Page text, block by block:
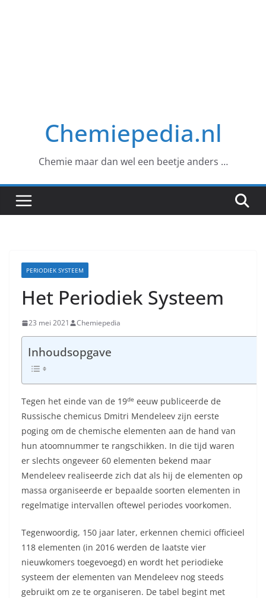
Chemiepedia.nl
Chemie maar dan wel een beetje anders …
PERIODIEK SYSTEEM
Het Periodiek Systeem
23 mei 2021 Chemiepedia
Inhoudsopgave
Tegen het einde van de 19de eeuw publiceerde de
Russische chemicus Dmitri Mendeleev zijn eerste
poging om de chemische elementen aan de hand van
hun atoomnummer te rangschikken. In die tijd waren
er slechts ongeveer 60 elementen bekend maar
Mendeleev realiseerde zich dat als hij de elementen op
massa organiseerde er bepaalde soorten elementen in
regelmatige intervallen oftewel periodes voorkomen.
Tegenwoordig, 150 jaar later, erkennen chemici officieel
118 elementen (in 2016 werden de laatste vier
nieuwkomers toegevoegd) en wordt het periodieke
systeem der elementen van Mendeleev nog steeds
gebruikt om ze te organiseren. De tabel begint met